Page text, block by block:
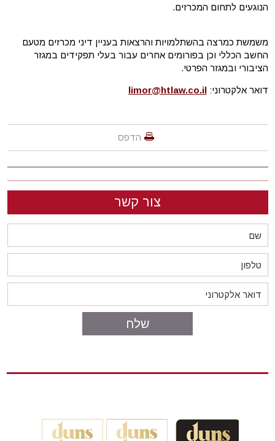
הנוגעים לתחום המכרזים.
משמשת כמרצה בהשתלמויות והרצאות בעניין דיני מכרזים מטעם
החשב הכללי וכן בפורומים אחרים עבור בעלי תפקידים במגזר
הציבורי ובמגזר הפרטי.
דואר אלקטרוני:limor@htlaw.co.il
הדפס
צור קשר